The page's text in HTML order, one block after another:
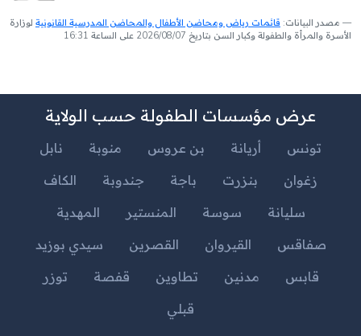
مصدر البيانات: قائمات رياض ومحاضن الأطفال والمحاضن المدرسية القانونية لوزارة
الأسرة والمرأة والطفولة وكبار السن بتاريخ 2026/08/07 على الساعة 16:31
عرض مؤسسات الطفولة حسب الولاية
تونس أريانة بن عروس منوبة
نابل
زغوان
بنزرت باجة جندوبة
الكاف
سليانة
سوسة المنستير
المهدية
صفاقس
القيروان القصرين
سيدي بوزيد
قابس
مدنين تطاوين قفصة
توزر
قبلي